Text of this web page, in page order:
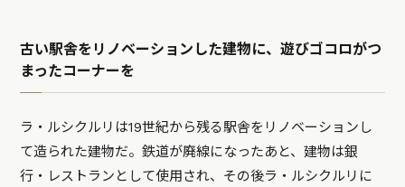
古い駅舎をリノベーションした建物に、遊びゴコロがつ
まったコーナーを
ラ・ルシクルリは19世紀から残る駅舎をリノベーションし
て造られた建物だ。鉄道が廃線になったあと、建物は銀
行・レストランとして使用され、その後ラ・ルシクルリに